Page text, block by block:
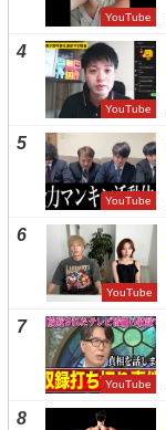
YouTube
4
YouTube
5
YouTube
6
YouTube
7
YouTube
8